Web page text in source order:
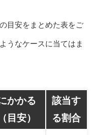
目安をまとめた表をご
うなケースに当てはま
かかる
目安）
該当す
る割合